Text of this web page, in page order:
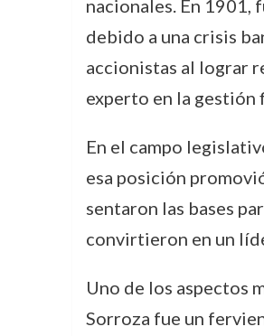
nacionales. En 1901,
debido a una crisis
accionistas al lograr
experto en la gestión
En el campo
esa posición
sentaron las bases
convirtieron en un
Uno de los aspectos
Sorroza fue un